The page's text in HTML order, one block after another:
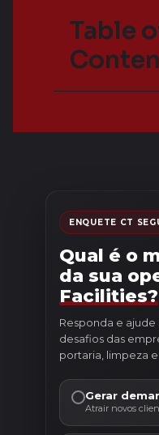
Table
ENQUETE CT
Qual é o
da sua
Facilities?
Responda e
desafios das
portaria, limpeza
Gerar
Atrair novos